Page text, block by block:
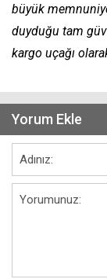
büyük
duyduğu tam
kargo uçağı
Yorum Ekle